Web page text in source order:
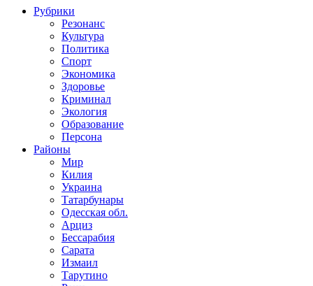
Рубрики
Резонанс
Культура
Политика
Спорт
Экономика
Здоровье
Криминал
Экология
Образование
Персона
Районы
Мир
Килия
Украина
Татарбунары
Одесская обл.
Арциз
Бессарабия
Сарата
Измаил
Тарутино